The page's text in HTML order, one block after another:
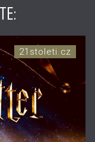
:
21stoleti.cz